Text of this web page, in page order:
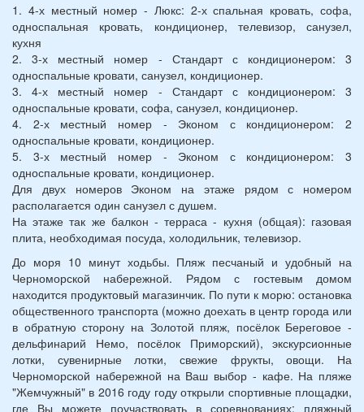
1. 4-х местный номер - Люкс: 2-х спальная кровать, софа,
односпальная кровать, кондиционер, телевизор, санузел,
кухня
2. 3-х местный номер - Стандарт с кондиционером: 3
односпальные кровати, санузел, кондиционер.
3. 4-х местный номер - Стандарт с кондиционером: 3
односпальные кровати, софа, санузел, кондиционер.
4. 2-х местный номер - Эконом с кондиционером: 2
односпальные кровати, кондиционер.
5. 3-х местный номер - Эконом с кондиционером: 3
односпальные кровати, кондиционер.
Для двух номеров Эконом на этаже рядом с номером
располагается один санузел с душем.
На этаже так же балкон - терраса - кухня (общая): газовая
плита, необходимая посуда, холодильник, телевизор.
До моря 10 минут ходьбы. Пляж песчаный и удобный на
Черноморской набережной. Рядом с гостевым домом
находится продуктовый магазинчик. По пути к морю: остановка
общественного транспорта (можно доехать в центр города или
в обратную сторону на Золотой пляж, посёлок Береговое -
дельфинарий Немо, посёлок Приморский), экскурсионные
лотки, сувенирные лотки, свежие фрукты, овощи. На
Черноморской набережной на Ваш выбор - кафе. На пляже
"Жемчужный" в 2016 году году открыли спортивные площадки,
где Вы можете поучаствовать в соревнованиях: пляжный